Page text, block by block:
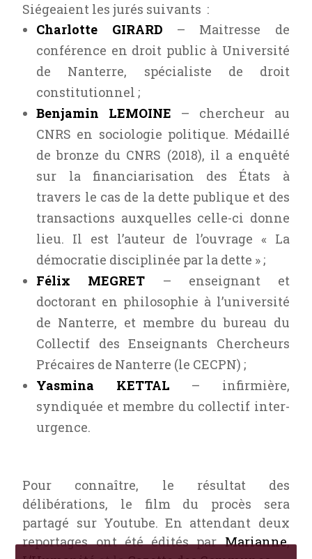
Siégeaient les jurés suivants :
Charlotte GIRARD – Maitresse de
conférence en droit public à Université
de Nanterre, spécialiste de droit
constitutionnel ;
Benjamin LEMOINE – chercheur au
CNRS en sociologie politique. Médaillé
de bronze du CNRS (2018), il a enquêté
sur la financiarisation des États à
travers le cas de la dette publique et des
transactions auxquelles celle-ci donne
lieu. Il est l’auteur de l’ouvrage « La
démocratie disciplinée par la dette » ;
Félix MEGRET – enseignant et
doctorant en philosophie à l’université
de Nanterre, et membre du bureau du
Collectif des Enseignants Chercheurs
Précaires de Nanterre (le CECPN) ;
Yasmina KETTAL – infirmière,
syndiquée et membre du collectif inter-
urgence.
Pour connaître, le résultat des
délibérations, le film du procès sera
partagé sur Youtube. En attendant deux
reportages ont été édités parMarianne,